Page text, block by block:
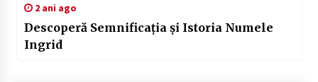
2 ani ago
Descoperă Semnificația și Istoria Numele
Ingrid